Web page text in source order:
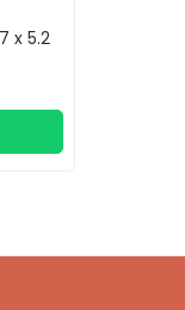
x 5.2